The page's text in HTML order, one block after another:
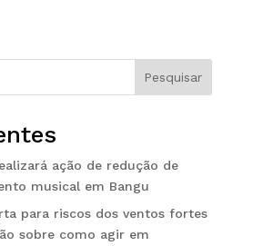
Pesquisar
ação de redução de
musical em Bangu
para riscos dos ventos fortes
sobre como agir em